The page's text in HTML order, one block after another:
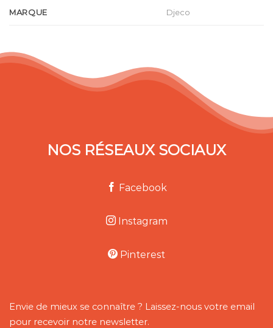
MARQUE Djeco
NOS RÉSEAUX SOCIAUX
Facebook
Instagram
Pinterest
Envie de mieux se connaître ? Laissez-nous votre email
pour recevoir notre newsletter.